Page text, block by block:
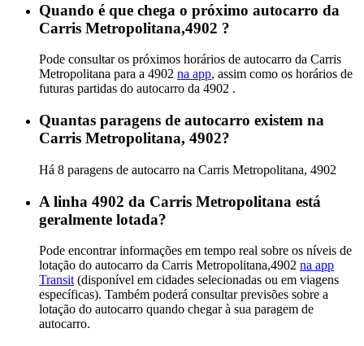
Quando é que chega o próximo autocarro da
Carris Metropolitana,4902 ?
Pode consultar os próximos horários de autocarro da Carris
Metropolitana para a 4902 na app, assim como os horários de
futuras partidas do autocarro da 4902 .
Quantas paragens de autocarro existem na
Carris Metropolitana, 4902?
Há 8 paragens de autocarro na Carris Metropolitana, 4902
A linha 4902 da Carris Metropolitana está
geralmente lotada?
Pode encontrar informações em tempo real sobre os níveis de
lotação do autocarro da Carris Metropolitana,4902 na app
Transit (disponível em cidades selecionadas ou em viagens
específicas). Também poderá consultar previsões sobre a
lotação do autocarro quando chegar à sua paragem de
autocarro.